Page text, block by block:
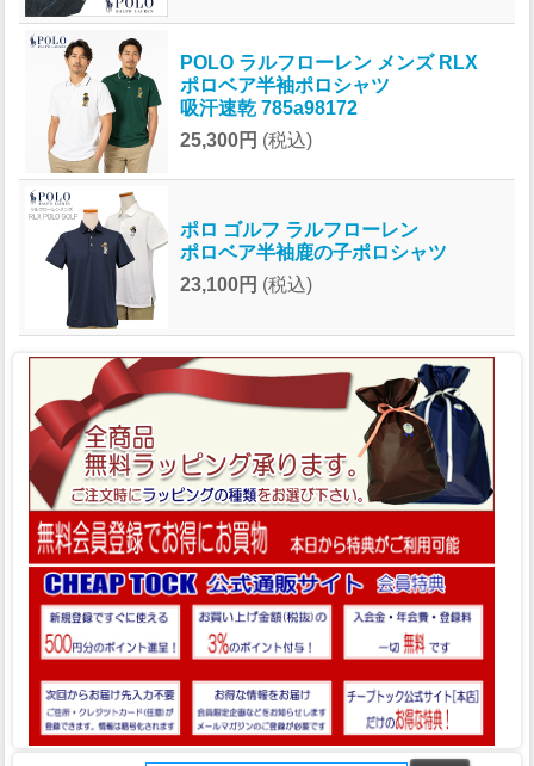
POLO ラルフローレン メンズ RLX
ポロベア半袖ポロシャツ
吸汗速乾 785a98172
25,300円 (税込)
ポロ ゴルフ ラルフローレン
ポロベア半袖鹿の子ポロシャツ
23,100円 (税込)